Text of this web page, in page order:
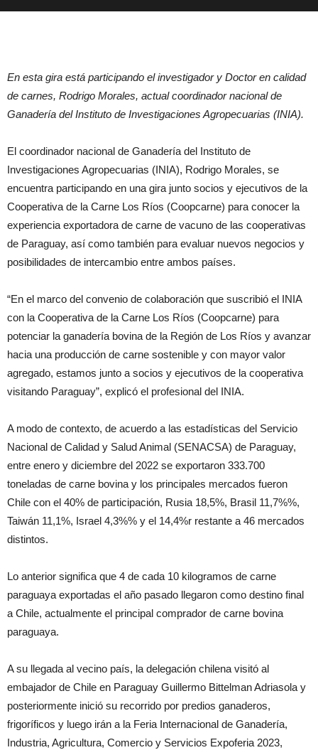
En esta gira está participando el investigador y Doctor en calidad
de carnes, Rodrigo Morales, actual coordinador nacional de
Ganadería del Instituto de Investigaciones Agropecuarias (INIA).
El coordinador nacional de Ganadería del Instituto de
Investigaciones Agropecuarias (INIA), Rodrigo Morales, se
encuentra participando en una gira junto socios y ejecutivos de la
Cooperativa de la Carne Los Ríos (Coopcarne) para conocer la
experiencia exportadora de carne de vacuno de las cooperativas
de Paraguay, así como también para evaluar nuevos negocios y
posibilidades de intercambio entre ambos países.
“En el marco del convenio de colaboración que suscribió el INIA
con la Cooperativa de la Carne Los Ríos (Coopcarne) para
potenciar la ganadería bovina de la Región de Los Ríos y avanzar
hacia una producción de carne sostenible y con mayor valor
agregado, estamos junto a socios y ejecutivos de la cooperativa
visitando Paraguay”, explicó el profesional del INIA.
A modo de contexto, de acuerdo a las estadísticas del Servicio
Nacional de Calidad y Salud Animal (SENACSA) de Paraguay,
entre enero y diciembre del 2022 se exportaron 333.700
toneladas de carne bovina y los principales mercados fueron
Chile con el 40% de participación, Rusia 18,5%, Brasil 11,7%%,
Taiwán 11,1%, Israel 4,3%% y el 14,4%r restante a 46 mercados
distintos.
Lo anterior significa que 4 de cada 10 kilogramos de carne
paraguaya exportadas el año pasado llegaron como destino final
a Chile, actualmente el principal comprador de carne bovina
paraguaya.
A su llegada al vecino país, la delegación chilena visitó al
embajador de Chile en Paraguay Guillermo Bittelman Adriasola y
posteriormente inició su recorrido por predios ganaderos,
frigoríficos y luego irán a la Feria Internacional de Ganadería,
Industria, Agricultura, Comercio y Servicios Expoferia 2023,